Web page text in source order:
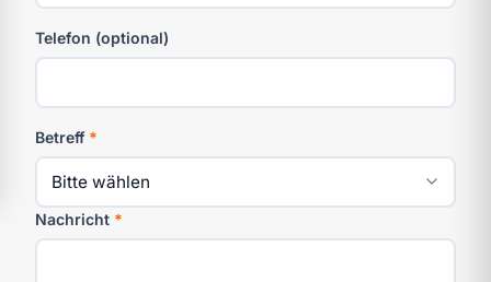
Telefon (optional)
Betreff *
Nachricht *